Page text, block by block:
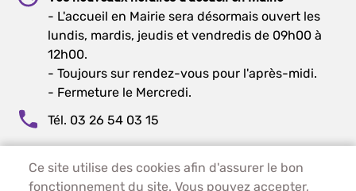
- L'accueil en Mairie sera désormais ouvert les
lundis, mardis, jeudis et vendredis de 09h00 à
12h00.
- Toujours sur rendez-vous pour l'après-midi.
- Fermeture le Mercredi.
Tél. 03 26 54 03 15
Ce site utilise des cookies afin d'assurer le bon
fonctionnement du site. Vous pouvez accepter,
PIED DE PAGE - PIERRY
ACCUEIL